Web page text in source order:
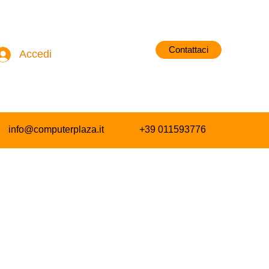
Accedi Contattaci
info@computerplaza.it +39 011593776